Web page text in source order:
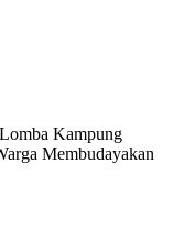
Kampung
Membudayakan